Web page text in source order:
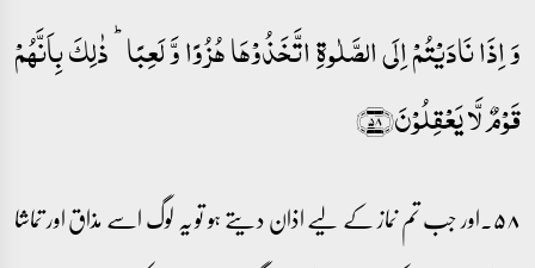
وَ اِذَا نَادَیۡتُمۡ اِلَی الصَّلٰوۃِ اتَّخَذُوۡہَا ہُزُوًا وَّ لَعِبًا ؕ ذٰلِکَ بِاَنَّہُمۡ
قَوۡمٌ لَّا یَعۡقِلُوۡنَ﴿۵۸﴾
۵۸۔اور جب تم نماز کے لیے اذان دیتے ہو تو یہ لوگ اسے مذاق اور تماشا